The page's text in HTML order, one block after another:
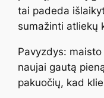
tai padeda
sumažinti atliekų
Pavyzdys:
naujai gautą
pakuočių, kad